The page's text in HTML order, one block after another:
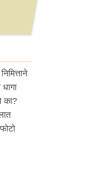
का?